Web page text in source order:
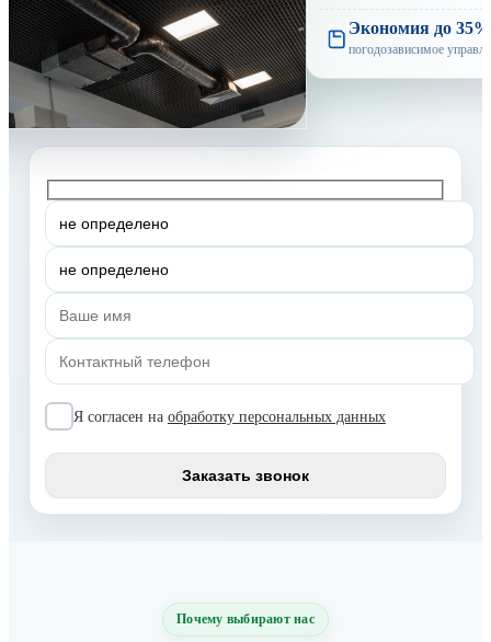
Экономия до 35%
погодозависимое
Я согласен на обработку персональных данных
Почему выбирают нас